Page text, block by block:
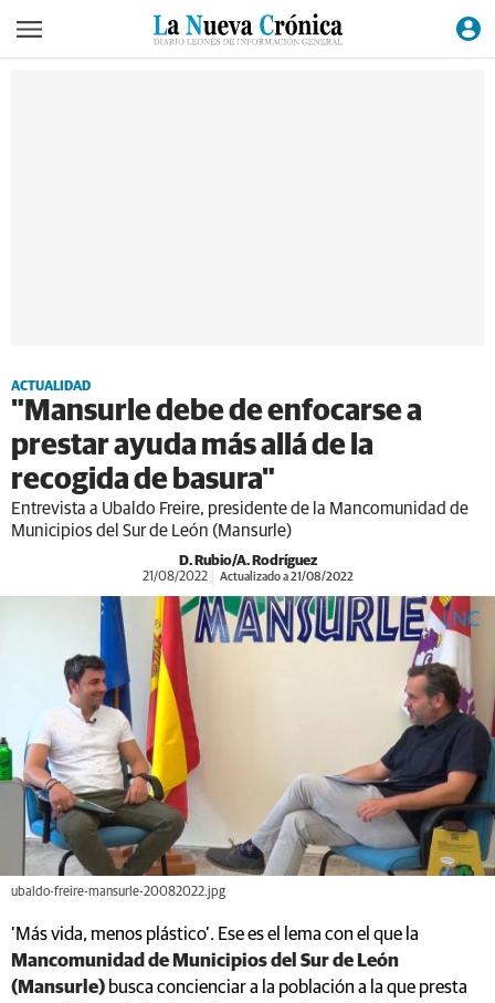
ACTUALIDAD
"Mansurle debe de enfocarse a
prestar ayuda más allá de la
recogida de basura"
Entrevista a Ubaldo Freire, presidente de la Mancomunidad de
Municipios del Sur de León (Mansurle)
D. Rubio/A. Rodríguez
21/08/2022 Actualizado a 21/08/2022
ubaldo-freire-mansurle-20082022.jpg
‘Más vida, menos plástico’. Ese es el lema con el que la
Mancomunidad de Municipios del Sur de León
(Mansurle) busca concienciar a la población a la que presta